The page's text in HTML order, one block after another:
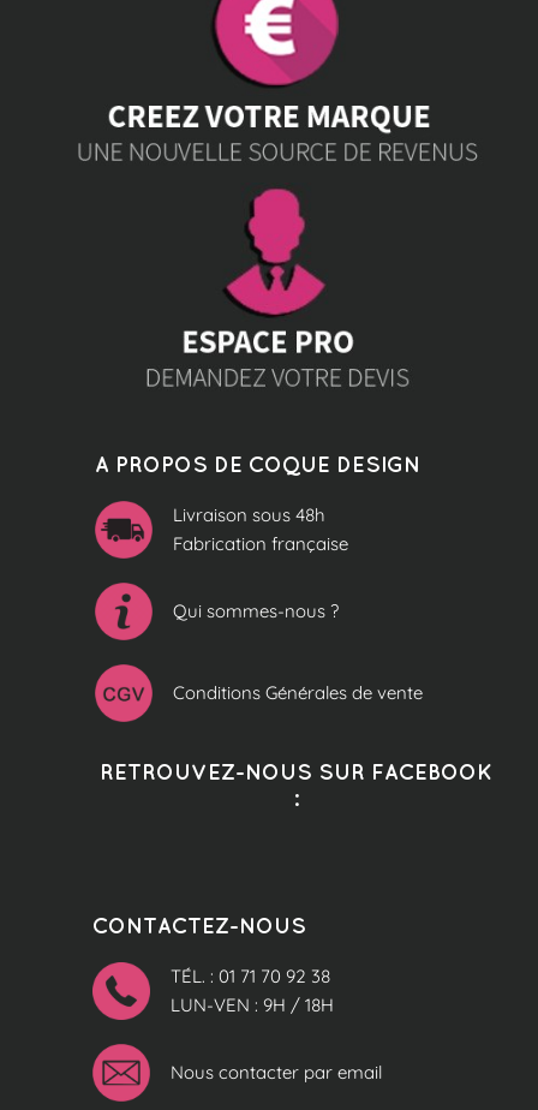
A PROPOS DE COQUE DESIGN
Livraison sous 48h
Fabrication française
Qui sommes-nous ?
Conditions Générales de vente
RETROUVEZ-NOUS SUR FACEBOOK
:
CONTACTEZ-NOUS
TÉL. : 01 71 70 92 38
LUN-VEN : 9H / 18H
Nous contacter par email